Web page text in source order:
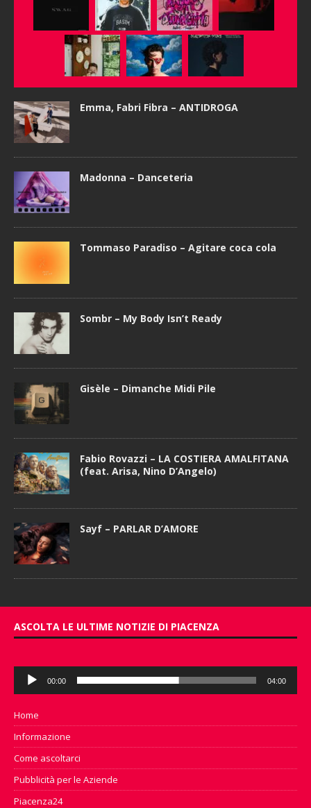
Emma, Fabri Fibra – ANTIDROGA
Madonna – Danceteria
Tommaso Paradiso – Agitare coca cola
Sombr – My Body Isn’t Ready
Gisèle – Dimanche Midi Pile
Fabio Rovazzi – LA COSTIERA AMALFITANA
(feat. Arisa, Nino D’Angelo)
Sayf – PARLAR D’AMORE
ASCOLTA LE ULTIME NOTIZIE DI PIACENZA
Audio
Player
00:00 04:00
Home
Informazione
Come ascoltarci
Pubblicità per le Aziende
Piacenza24